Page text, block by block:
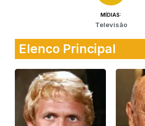
MÍDIAS:
Televisão
Elenco Principal